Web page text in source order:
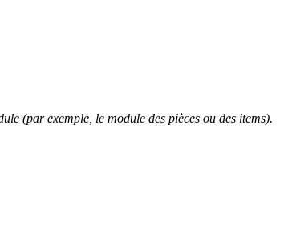
(par exemple, le module des pièces ou des items).